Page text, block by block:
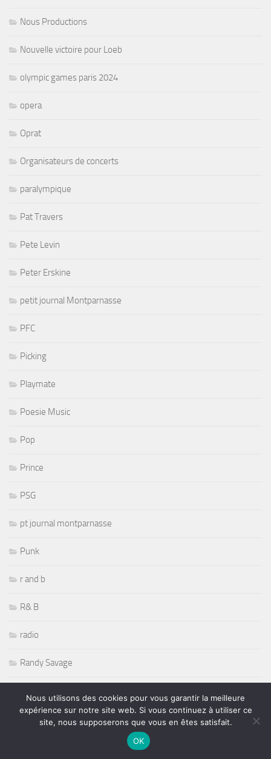
Nous Productions
Nouvelle victoire pour Loeb
olympic games paris 2024
opera
Oprat
Organisateurs de concerts
paralympique
Pat Travers
Pete Levin
Peter Erskine
petit journal Montparnasse
PFC
Picking
Playmate
Poesie Music
Pop
Prince
PSG
pt journal montparnasse
Punk
r and b
R& B
radio
Randy Savage
Récompenses
Nous utilisons des cookies pour vous garantir la meilleure
expérience sur notre site web. Si vous continuez à utiliser ce
site, nous supposerons que vous en êtes satisfait.
OK